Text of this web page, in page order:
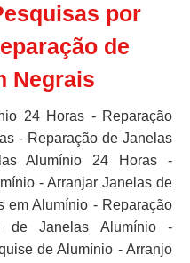
por
de
Negrais
24 Horas - Reparação
- Reparação de Janelas
Alumínio 24 Horas -
- Arranjar Janelas de
em Alumínio - Reparação
de Janelas Alumínio -
de Alumínio - Arranjo